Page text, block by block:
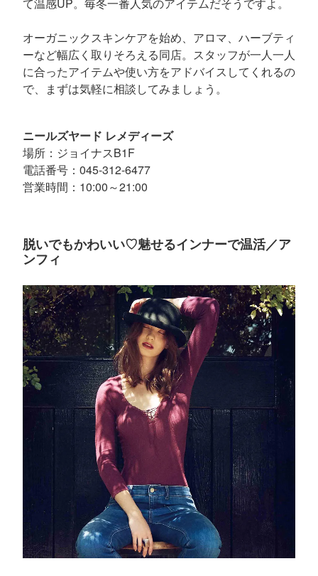
オーガニックスキンケアを始め、アロマ、ハーブティ
ーなど幅広く取りそろえる同店。スタッフが一人一人
に合ったアイテムや使い方をアドバイスしてくれるの
で、まずは気軽に相談してみましょう。
ニールズヤード レメディーズ
場所：ジョイナスB1F
電話番号：045-312-6477
営業時間：10:00～21:00
脱いでもかわいい♡魅せるインナーで温活／ア
ンフィ